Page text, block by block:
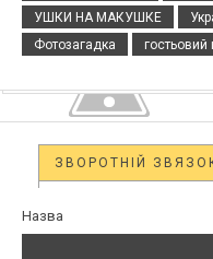
УШКИ НА МАКУШКЕ
Фотозагадка
гостьовий
ЗВОРОТНІЙ
Назва